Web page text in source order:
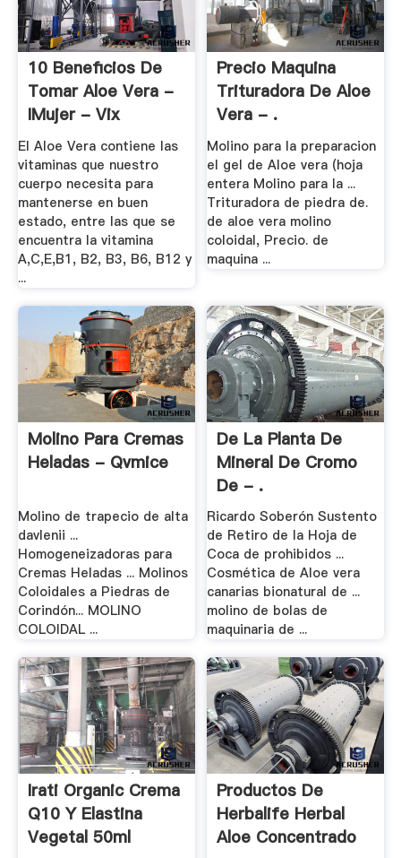
10 Beneficios De
Tomar Aloe Vera -
IMujer - Vix
El Aloe Vera contiene las
vitaminas que nuestro
cuerpo necesita para
mantenerse en buen
estado, entre las que se
encuentra la vitamina
A,C,E,B1, B2, B3, B6, B12 y
...
Precio Maquina
Trituradora De Aloe
Vera - .
Molino para la preparacion
el gel de Aloe vera (hoja
entera Molino para la ...
Trituradora de piedra de.
de aloe vera molino
coloidal, Precio. de
maquina ...
Molino Para Cremas
Heladas - Qvmice
Molino de trapecio de alta
davlenii ...
Homogeneizadoras para
Cremas Heladas ... Molinos
Coloidales a Piedras de
Corindón... MOLINO
COLOIDAL ...
De La Planta De
Mineral De Cromo
De - .
Ricardo Soberón Sustento
de Retiro de la Hoja de
Coca de prohibidos ...
Cosmética de Aloe vera
canarias bionatural de ...
molino de bolas de
maquinaria de ...
Irati Organic Crema
Q10 Y Elastina
Vegetal 50ml
Productos De
Herbalife Herbal
Aloe Concentrado